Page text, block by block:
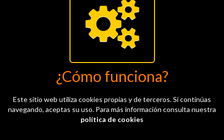
¿Cómo funciona?
Este sitio web utiliza cookies propias y de terceros. Si continúas
navegando, aceptas su uso. Para más información consulta nuestra
política de cookies